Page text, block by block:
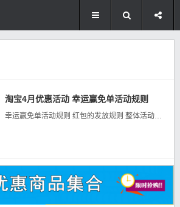
淘宝4月优惠活动 幸运赢免单活动规则
幸运赢免单活动规则 红包的发放规则 整体活动时间：北京时间2024年4月23日20:00:00至2024年4月26日23:59:50。...